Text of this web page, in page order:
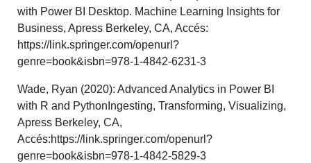
with Power BI Desktop. Machine Learning Insights for
Business, Apress Berkeley, CA, Accés:
https://link.springer.com/openurl?
genre=book&isbn=978-1-4842-6231-3
Wade, Ryan (2020): Advanced Analytics in Power BI
with R and PythonIngesting, Transforming, Visualizing,
Apress Berkeley, CA,
Accés:https://link.springer.com/openurl?
genre=book&isbn=978-1-4842-5829-3